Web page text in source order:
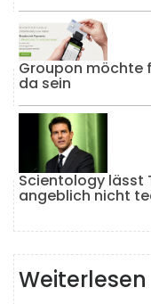
Groupon möchte
da sein
Scientology lässt
angeblich nicht
Weiterlesen